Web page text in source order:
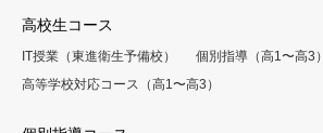
高校生コース
IT授業（東進衛生予備校）
個別指導（高1〜高3）
高等学校対応コース（高1〜高3）